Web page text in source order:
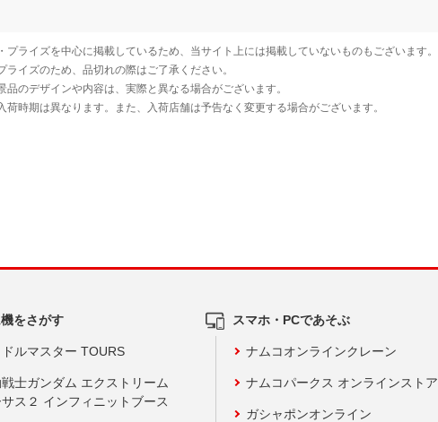
をさがす
ルマスター TOURS
士ガンダム エクストリーム
ス２ インフィニットブース
スマホ・PCであそぶ
ナムコオンラインクレーン
ナムコパークス オンラインストア
ガシャポンオンライン